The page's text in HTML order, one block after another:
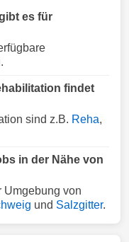
es für
findet
sind z.B. Reha,
in der Nähe von
Umgebung von
und Salzgitter.